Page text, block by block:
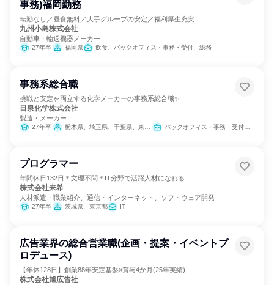
事務)福岡勤務
転勤なし／昼食無料／大手グループの安定／福利厚生充実
九州小島株式会社
自動車・輸送機器メーカー
27年卒 福岡県 飲食、バックオフィス・事務・受付、総務
事務系総合職
挑戦と安定を両立する化学メーカーの事務系総合職✨
日泉化学株式会社
製造・メーカー
27年卒 栃木県、埼玉県、千葉県、東京都、三重県、滋賀県、大阪府、愛媛県 バックオフィス・事務・受付、経理/税務/財務、人事、総務
プログラマー
年間休日132日＊文理不問＊IT分野で活躍人材になれる
株式会社来希
人材派遣・職業紹介、通信・インターネット、ソフトウェア開発
27年卒 茨城県、東京都 IT
広告業界の総合営業職(企画・提案・イベントプ
ロデュース)
【年休128日】創業88年安定基盤×賞与4か月(25年実績)
株式会社旭広告社